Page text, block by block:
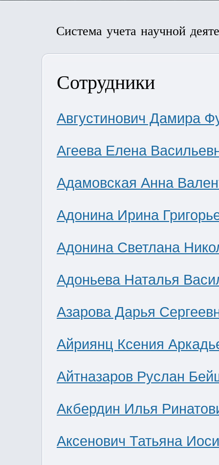
Система учета научной
Сотрудники
Августинович Дамира
Агеева Елена
Адамовская Анна
Адонина Ирина
Адонина Светлана
Адоньева Наталья
Азарова Дарья
Айриянц Ксения
Айтназаров Руслан
Акбердин Илья
Аксенович Татьяна